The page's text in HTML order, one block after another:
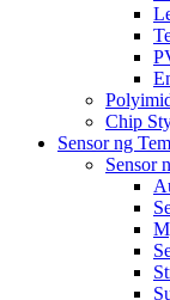
Chip
Sensor ng
Sensor